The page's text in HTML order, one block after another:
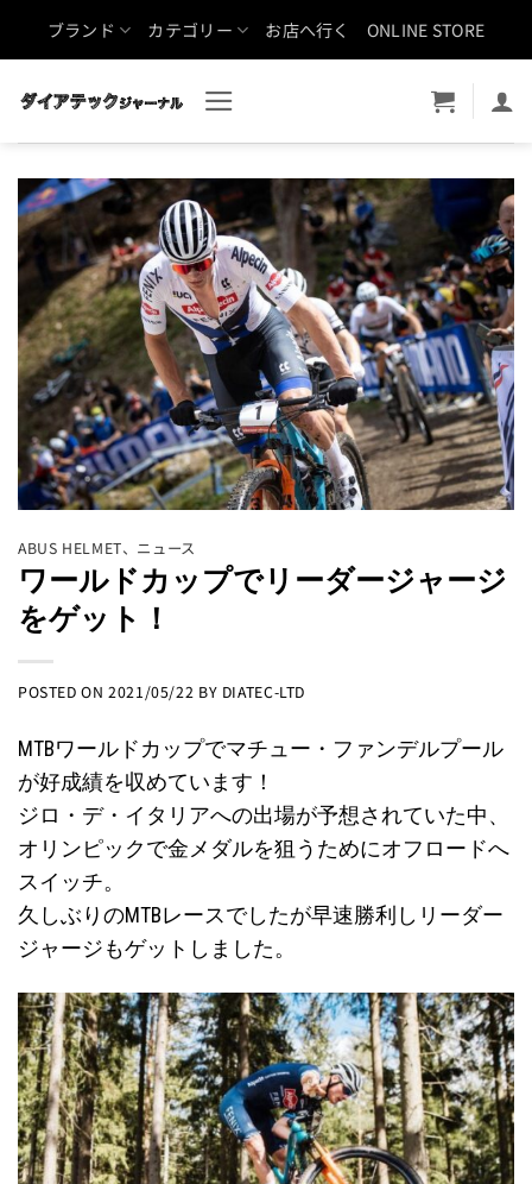
ブランド カテゴリー お店へ行く ONLINE STORE
ABUS HELMET、 ニュース
ワールドカップでリーダージャージ
をゲット！
POSTED ON2021/05/22 BY DIATEC-LTD
MTBワールドカップでマチュー・ファンデルプール
が好成績を収めています！
ジロ・デ・イタリアへの出場が予想されていた中、
オリンピックで金メダルを狙うためにオフロードへ
スイッチ。
久しぶりのMTBレースでしたが早速勝利しリーダー
ジャージもゲットしました。